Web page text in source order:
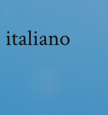
italiano